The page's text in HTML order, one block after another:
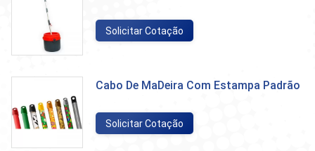
Solicitar Cotação
Cabo De MaDeira Com Estampa Padrão
Solicitar Cotação